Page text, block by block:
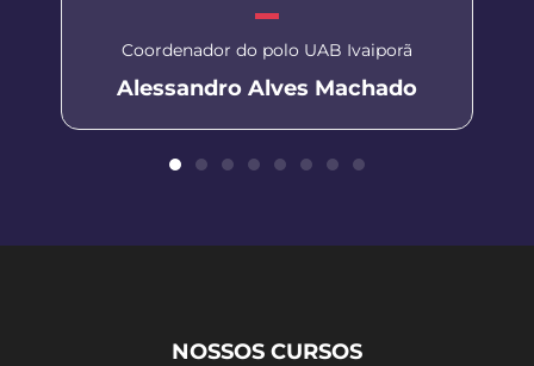
Coordenador do polo UAB Ivaiporã
Alessandro Alves Machado
NOSSOS CURSOS